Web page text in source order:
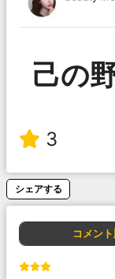
己の
3
シェアする
コメン